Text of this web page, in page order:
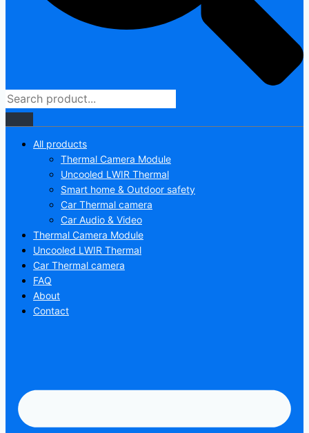
All products
Thermal Camera Module
Uncooled LWIR Thermal
Smart home & Outdoor safety
Car Thermal camera
Car Audio & Video
Thermal Camera Module
Uncooled LWIR Thermal
Car Thermal camera
FAQ
About
Contact